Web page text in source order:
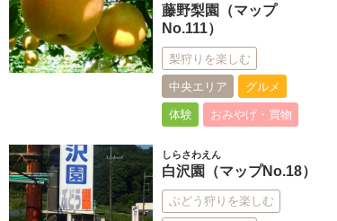
藤野梨園（マップ
No.111）
梨狩りを楽しむ
中央エリア グルメ
体験 おみやげ・買物
しらさわえん
白沢園（マップNo.18）
ぶどう狩りを楽しむ